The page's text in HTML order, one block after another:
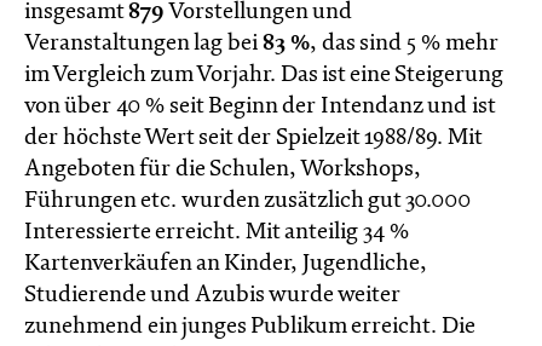
insgesamt879 Vorstellungen und
Veranstaltungen lag bei 83 %, das sind 5 % mehr
im Vergleich zum Vorjahr. Das ist eine Steigerung
von über 40 % seit Beginn der Intendanz und ist
der höchste Wert seit der Spielzeit 1988/89. Mit
Angeboten für die Schulen, Workshops,
Führungen etc. wurden zusätzlich gut 30.000
Interessierte erreicht. Mit anteilig 34 %
Kartenverkäufen an Kinder, Jugendliche,
Studierende und Azubis wurde weiter
zunehmend ein junges Publikum erreicht. Die